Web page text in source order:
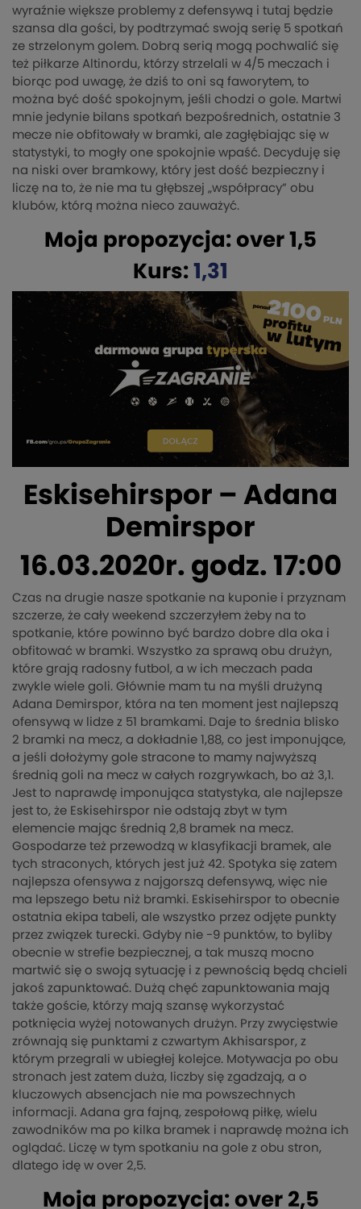
wyraźnie większe problemy z defensywą i tutaj będzie
szansa dla gości, by podtrzymać swoją serię 5 spotkań
ze strzelonym golem. Dobrą serią mogą pochwalić się
też piłkarze Altinordu, którzy strzelali w 4/5 meczach i
biorąc pod uwagę, że dziś to oni są faworytem, to
można być dość spokojnym, jeśli chodzi o gole. Martwi
mnie jedynie bilans spotkań bezpośrednich, ostatnie 3
mecze nie obfitowały w bramki, ale zagłębiając się w
statystyki, to mogły one spokojnie wpaść. Decyduję się
na niski over bramkowy, który jest dość bezpieczny i
liczę na to, że nie ma tu głębszej „współpracy” obu
klubów, którą można nieco zauważyć.
Moja propozycja: over 1,5
Kurs: 1,31
Eskisehirspor – Adana
Demirspor
16.03.2020r. godz. 17:00
Czas na drugie nasze spotkanie na kuponie i przyznam
szczerze, że cały weekend szczerzyłem żeby na to
spotkanie, które powinno być bardzo dobre dla oka i
obfitować w bramki. Wszystko za sprawą obu drużyn,
które grają radosny futbol, a w ich meczach pada
zwykle wiele goli. Głównie mam tu na myśli drużyną
Adana Demirspor, która na ten moment jest najlepszą
ofensywą w lidze z 51 bramkami. Daje to średnia blisko
2 bramki na mecz, a dokładnie 1,88, co jest imponujące,
a jeśli dołożymy gole stracone to mamy najwyższą
średnią goli na mecz w całych rozgrywkach, bo aż 3,1.
Jest to naprawdę imponująca statystyka, ale najlepsze
jest to, że Eskisehirspor nie odstają zbyt w tym
elemencie mając średnią 2,8 bramek na mecz.
Gospodarze też przewodzą w klasyfikacji bramek, ale
tych straconych, których jest już 42. Spotyka się zatem
najlepsza ofensywa z najgorszą defensywą, więc nie
ma lepszego betu niż bramki. Eskisehirspor to obecnie
ostatnia ekipa tabeli, ale wszystko przez odjęte punkty
przez związek turecki. Gdyby nie -9 punktów, to byliby
obecnie w strefie bezpiecznej, a tak muszą mocno
martwić się o swoją sytuację i z pewnością będą chcieli
jakoś zapunktować. Dużą chęć zapunktowania mają
także goście, którzy mają szansę wykorzystać
potknięcia wyżej notowanych drużyn. Przy zwycięstwie
zrównają się punktami z czwartym Akhisarspor, z
którym przegrali w ubiegłej kolejce. Motywacja po obu
stronach jest zatem duża, liczby się zgadzają, a o
kluczowych absencjach nie ma powszechnych
informacji. Adana gra fajną, zespołową piłkę, wielu
zawodników ma po kilka bramek i naprawdę można ich
oglądać. Liczę w tym spotkaniu na gole z obu stron,
dlatego idę w over 2,5.
Moja propozycja: over 2,5